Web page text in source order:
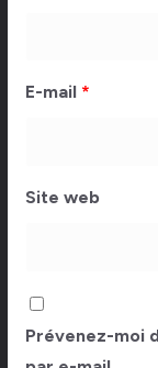
E-mail *
Site web
Prévenez-moi